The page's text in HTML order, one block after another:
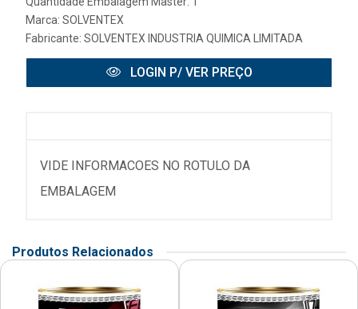
Marca: SOLVENTEX
Fabricante: SOLVENTEX INDUSTRIA QUIMICA LIMITADA
LOGIN P/ VER PREÇO
VIDE INFORMACOES NO ROTULO DA
EMBALAGEM
Produtos Relacionados